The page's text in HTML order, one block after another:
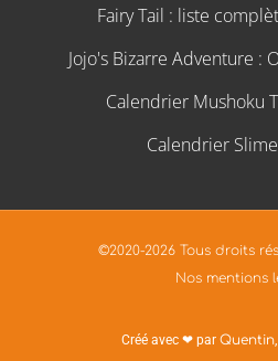
Fairy Tail : liste
Jojo's Bizarre Adventure :
Calendrier Mushoku
Calendrier
©2020-2026 Tous droits
Nos mentions
Créé avec ❤ par Quentin,